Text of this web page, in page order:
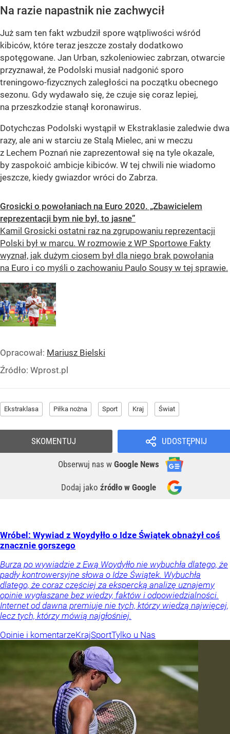
Na razie napastnik nie zachwycił
Już sam ten fakt wzbudził spore wątpliwości wśród
kibiców, które teraz jeszcze zostały dodatkowo
spotęgowane. Jan Urban, szkoleniowiec zabrzan, otwarcie
przyznawał, że Podolski musiał nadgonić sporo
treningowo-fizycznych zaległości na początku obecnego
sezonu. Gdy wydawało się, że czuje się coraz lepiej,
na przeszkodzie stanął koronawirus.
Dotychczas Podolski wystąpił w Ekstraklasie zaledwie dwa
razy, ale ani w starciu ze Stalą Mielec, ani w meczu
z Lechem Poznań nie zaprezentował się na tyle okazale,
by zaspokoić ambicje kibiców. W tej chwili nie wiadomo
jeszcze, kiedy gwiazdor wróci do Zabrza.
Grosicki o powołaniach na Euro 2020. „Zbawicielem
reprezentacji bym nie był, to jasne”
Kamil Grosicki ostatni raz na zgrupowaniu reprezentacji
Polski był w marcu. W rozmowie z WP Sportowe Fakty
wyznał, jak dużym ciosem był dla niego brak powołania
na Euro i co myśli o zachowaniu Paulo Sousy w tej sprawie.
Opracował: Mariusz Bielski
Źródło: Wprost.pl
Ekstraklasa Piłka nożna Sport Kraj Świat
UDOSTĘPNIJ
Obserwuj nas w Google News
Dodaj jako źródło w Google
SKOMENTUJ
Wróbel: Wywiad z Woydyłło o Idze Świątek obnażył coś
znacznie gorszego
Burza po wywiadzie z Ewą Woydyłło nie wybuchła dlatego, że
padły kontrowersyjne słowa o Idze Świątek. Wybuchła
dlatego, że coraz częściej za ekspercką analizę uznajemy
opinie wygłaszane bez wiedzy, faktów i odpowiedzialności.
Internet od dawna premiuje nie tych, którzy wiedzą najwięcej,
lecz tych, którzy mówią najgłośniej.
Opinie i komentarzeKrajSportTylko u Nas